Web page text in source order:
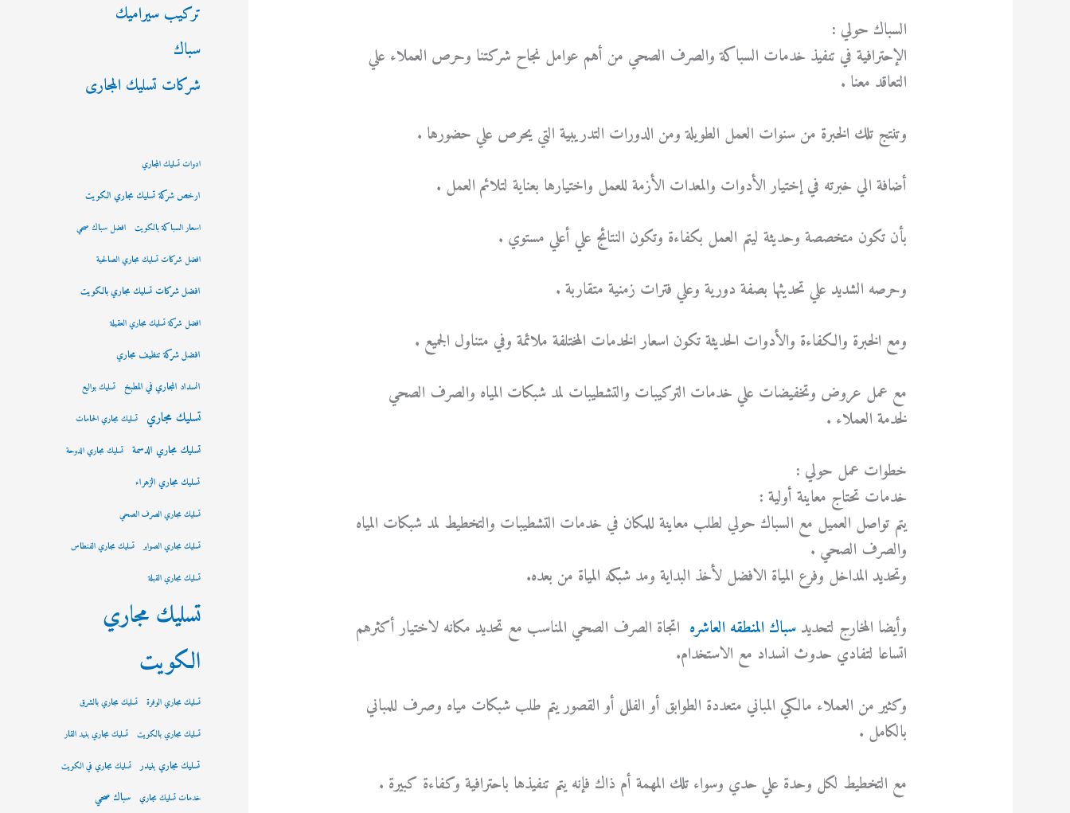
السباك حولي :
الإحترافية في تنفيذ خدمات السباكة والصرف الصحي من أهم عوامل نجاح شركتنا وحرص العملاء علي
التعاقد معنا .
وتنتج تلك الخبرة من سنوات العمل الطويلة ومن الدورات التدريبية التي يحرص علي حضورها .
أضافة الي خبرته في إختيار الأدوات والمعدات الأزمة للعمل واختيارها بعناية لتلائم العمل .
بأن تكون متخصصة وحديثة ليتم العمل بكفاءة وتكون النتائج علي أعلي مستوي .
وحرصه الشديد علي تحديثها بصفة دورية وعلي فترات زمنية متقاربة .
ومع الخبرة والكفاءة والأدوات الحديثة تكون اسعار الخدمات المختلفة ملائمة وفي متناول الجميع .
مع عمل عروض وتخفيضات علي خدمات التركيبات والتشطيبات لمد شبكات المياه والصرف الصحي
لخدمة العملاء .
خطوات عمل حولي :
خدمات تحتاج معاينة أولية :
يتم تواصل العميل مع السباك حولي لطلب معاينة للمكان في خدمات التشطيبات والتخطيط لمد شبكات المياه
والصرف الصحي .
وتحديد المداخل وفرع المياة الافضل لأخذ البداية ومد شبكه المياة من بعده.
وأيضا المخارج لتحديدسباك المنطقه العاشره اتجاة الصرف الصحي المناسب مع تحديد مكانه لاختيار أكثرهم
اتساعا لتفادي حدوث انسداد مع الاستخدام.
وكثير من العملاء مالكي المباني متعددة الطوابق أو الفلل أو القصور يتم طلب شبكات مياه وصرف للمباني
بالكامل .
مع التخطيط لكل وحدة علي حدي وسواء تلك المهمة أم ذاك فإنه يتم تنفيذها باحترافية وكفاءة كبيرة .
تركيب سيراميك
سباك
شركات تسليك المجارى
ادوات تسليك المجاري
ارخص شركة تسليك مجاري الكويت
اسعار السباكة بالكويت افضل سباك صحي
افضل شركات تسليك مجاري الصالحية
افضل شركات تسليك مجاري بالكويت
افضل شركة تسليك مجاري العقيلة
افضل شركة تنظيف مجاري
انسداد المجاري في المطبخ تسليك بواليع
تسليك مجاري تسليك مجاري الحمامات
تسليك مجاري الدسمة تسليك مجاري الدوحة
تسليك مجاري الزهراء
تسليك مجاري الصرف الصحي
تسليك مجاري الصوابر تسليك مجاري الفنطاس
تسليك مجاري القبلة
تسليك مجاري
الكويت
تسليك مجاري الوفرة تسليك مجاري بالشرق
تسليك مجاري بالكويت تسليك مجاري بنيد القار
تسليك مجاري بنيدر تسليك مجاري في الكويت
خدمات تسليك مجاري سباك صحي